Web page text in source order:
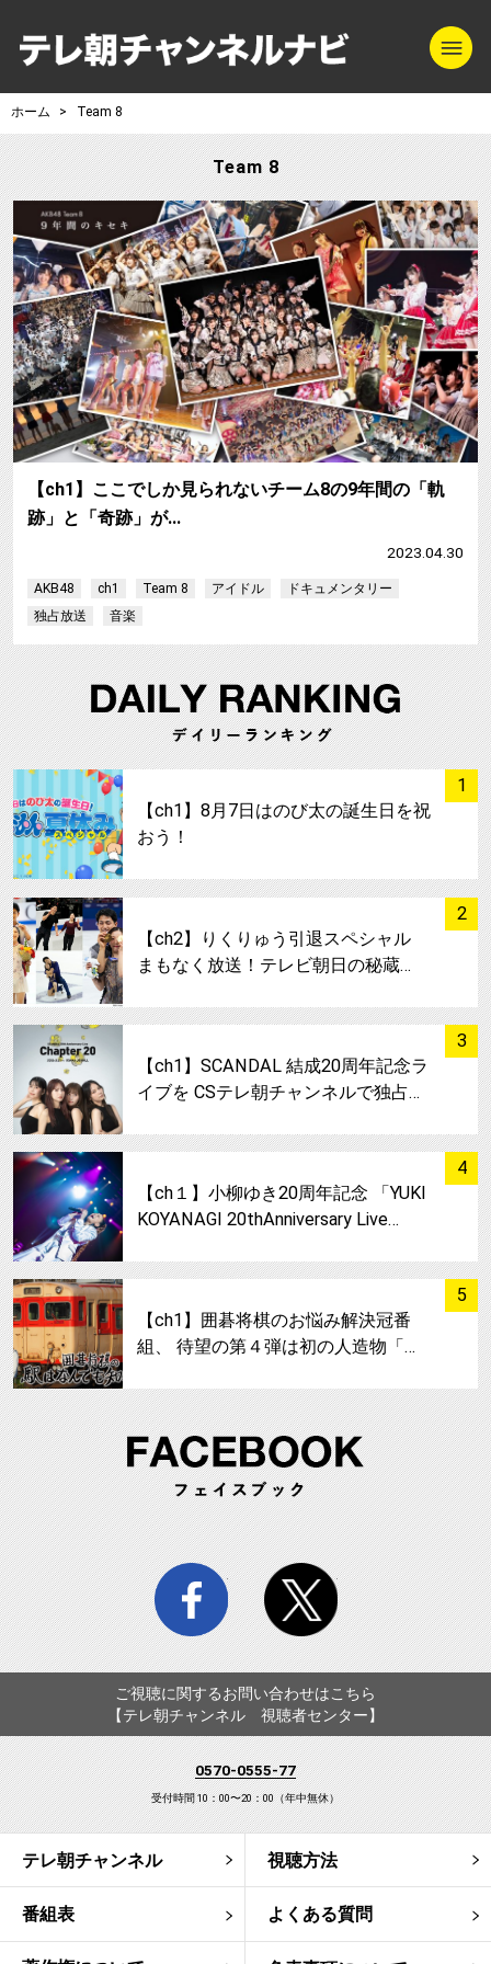
テレ朝チャンネ
ホーム Team 8
Team 8
【ch1】ここでしか見られないチーム8の9年間の「軌
跡」と「奇跡」が…
2023.04.30
AKB48 ch1 Team 8 アイドル
ドキュメンタリー
独占放送
音楽
1
サムネイル
【ch1】8月7日はのび太の誕生日を祝
おう！
2
サムネイル
【ch2】りくりゅう引退スペシャル
まもなく放送！テレビ朝日の秘蔵…
3
【ch1】SCANDAL 結成20周年記念ラ
イブを CSテレ朝チャンネルで独占…
4
【ch１】小柳ゆき20周年記念 「YUKI
KOYANAGI 20thAnniversary Live…
5
サムネイル
【ch1】囲碁将棋のお悩み解決冠番
組、 待望の第４弾は初の人造物「…
facebook twitter
ご視聴に関するお問い合わせはこちら
【テレ朝チャンネル 視聴者センター】
0570-0555-77
受付時間 10：00〜20：00（年中無休）
テレ朝チャンネル 視聴方法
番組表 よくある質問